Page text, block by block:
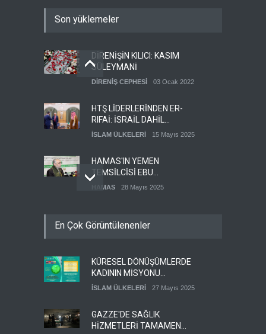
Son yüklemeler
DİRENİŞİN KILICI: KASIM
SÜLEYMANİ
DİRENİŞ CEPHESİ 03 Ocak 2022
HTŞ LİDERLERİNDEN ER-
RIFAİ: İSRAİL DAHİL
HERKESLE BARIŞ
İSLAM ÜLKELERİ 15 Mayıs 2025
HAMAS'IN YEMEN
TEMSİLCİSİ EBU
ŞEMALE'DEN ÖNEMLİ
HAMAS 28 Mayıs 2025
YEDEK ASKERLERİ GÖREVE
GÜMÜŞHANE DÜNYA KUDÜS
GÜNÜ BASIN AÇIKLAMASI
(VİDEO-FOTO)
KUDÜS GÜNÜ 11 Nisan 2024
En Çok Görüntülenenler
KÜRESEL DÖNÜŞÜMLERDE
KADININ MİSYONU
KONFERANSI
İSLAM ÜLKELERİ 27 Mayıs 2025
GAZZE'DE SAĞLIK
HİZMETLERİ TAMAMEN